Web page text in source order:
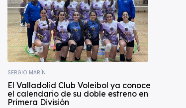
SERGIO MARÍN
El Valladolid Club Voleibol ya conoce
el calendario de su doble estreno en
Primera División